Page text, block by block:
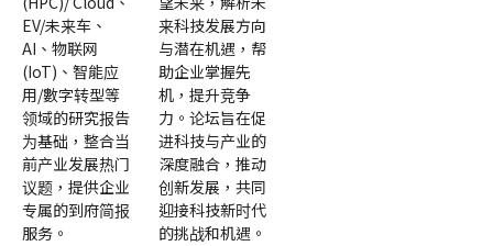
EV/未来车、
AI、物联网
(IoT)、智能应
用/數字转型等
领域的研究报告
为基础，整合当
前产业发展热门
议题，提供企业
专属的到府简报
服务。
来科技发展方向
与潜在机遇，帮
助企业掌握先
机，提升竞争
力。论坛旨在促
进科技与产业的
深度融合，推动
创新发展，共同
迎接科技新时代
的挑战和机遇。